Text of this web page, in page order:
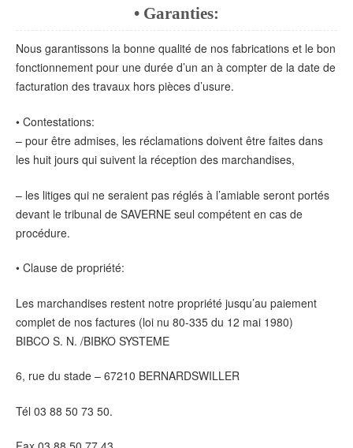
• Garanties:
Nous garantissons la bonne qualité de nos fabrications et le bon
fonctionnement pour une durée d’un an à compter de la date de
facturation des travaux hors pièces d’usure.
• Contestations:
– pour être admises, les réclamations doivent être faites dans
les huit jours qui suivent la réception des marchandises,
– les litiges qui ne seraient pas réglés à l’amiable seront portés
devant le tribunal de SAVERNE seul compétent en cas de
procédure.
• Clause de propriété:
Les marchandises restent notre propriété jusqu’au paiement
complet de nos factures (loi nu 80-335 du 12 mai 1980)
BIBCO S. N. /BIBKO SYSTEME
6, rue du stade – 67210 BERNARDSWILLER
Tél 03 88 50 73 50.